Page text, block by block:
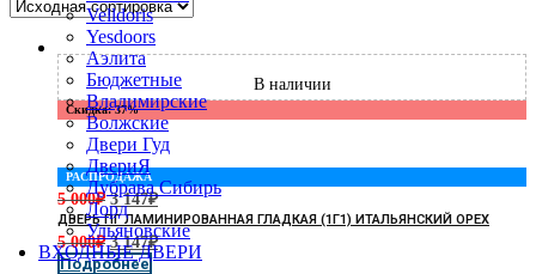
Velldoris
Yesdoors
Аэлита
Бюджетные
Владимирские
Волжские
Двери Гуд
ДвериЯ
Дубрава Сибирь
Лорд
Ульяновские
ВХОДНЫЕ ДВЕРИ
Скидка: 37%
РАСПРОДАЖА
5 000₽ 3 147₽
ДВЕРЬ ПГ ЛАМИНИРОВАННАЯ ГЛАДКАЯ (1Г1) ИТАЛЬЯНСКИЙ ОРЕХ
5 000₽ 3 147₽
Подробнее